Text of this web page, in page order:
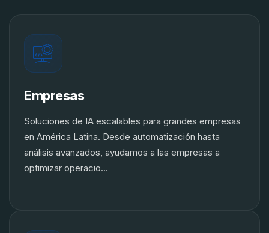
Empresas
Soluciones de IA escalables para grandes empresas
en América Latina. Desde automatización hasta
análisis avanzados, ayudamos a las empresas a
optimizar operacio...